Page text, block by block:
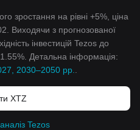
зростання на рівні +5%, ціна
Виходячи з прогнозованої
інвестицій Tezos до
Детальна інформація:
2030–2050 рр.
XTZ
Tezos